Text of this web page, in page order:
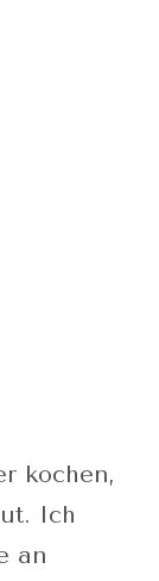
kochen,
Ich
an